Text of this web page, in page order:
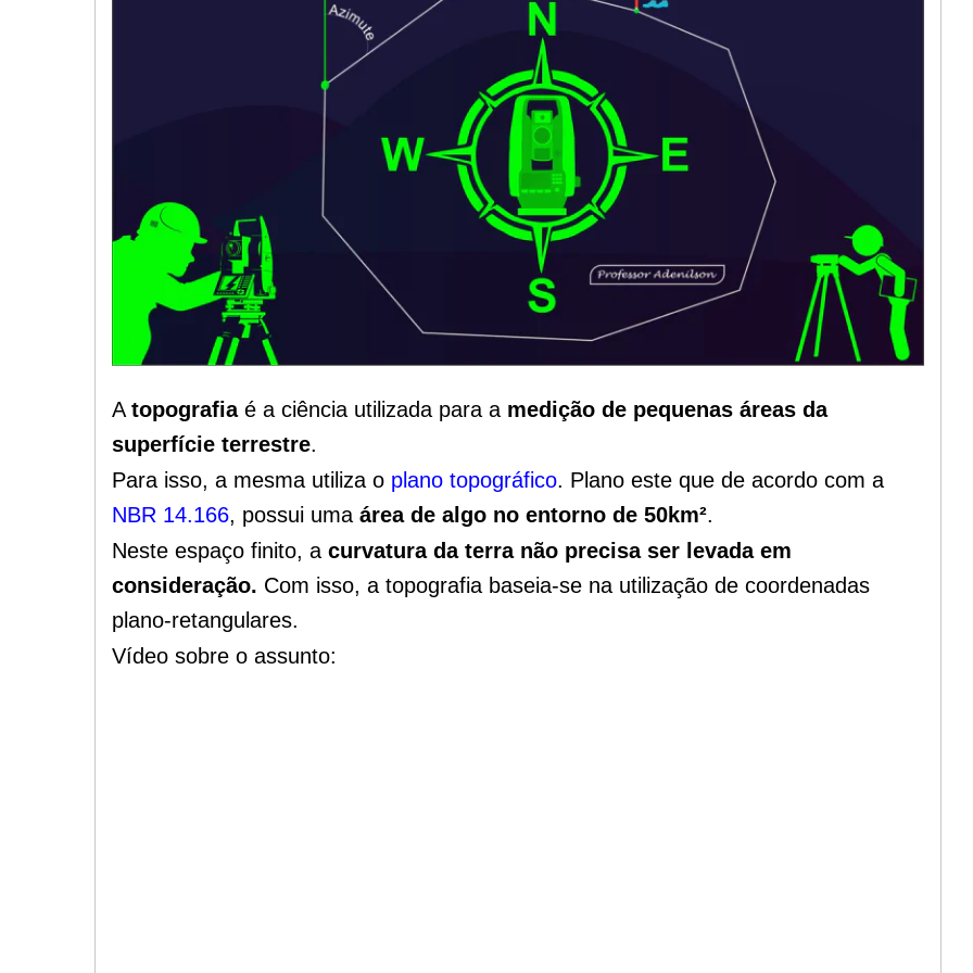
A topografiaé a ciência utilizada para a medição de pequenas áreas da
superfície terrestre.
Para isso, a mesma utiliza o plano topográfico. Plano este que de acordo com a
NBR 14.166, possui uma área de algo no entorno de 50km².
Neste espaço finito, a curvatura da terra não precisa ser levada em
consideração. Com isso, a topografia baseia-se na utilização de coordenadas
plano-retangulares.
Vídeo sobre o assunto: